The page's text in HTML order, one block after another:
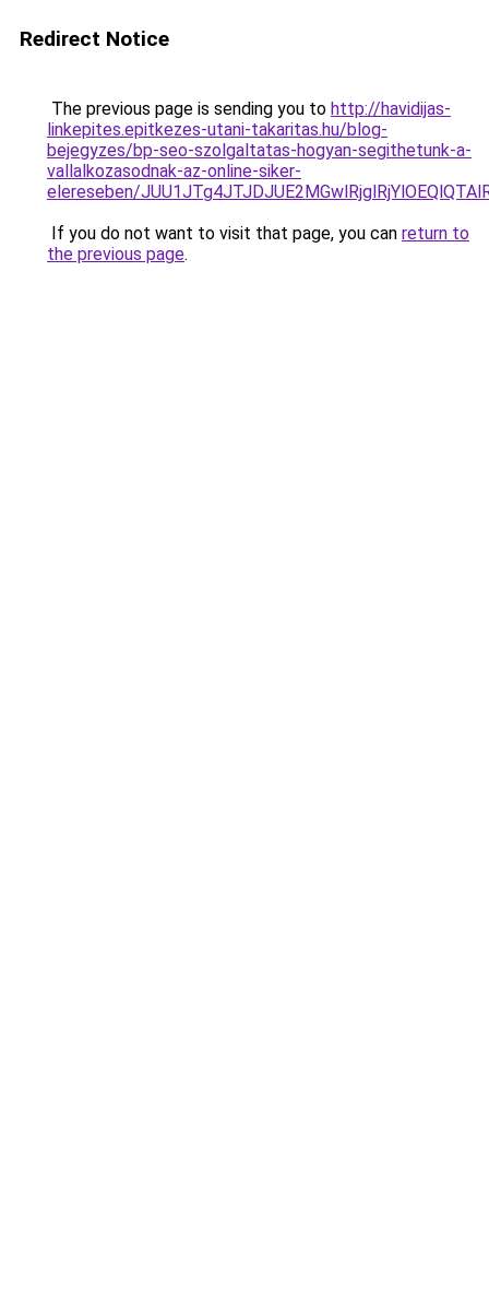
Redirect Notice
The previous page is sending you to http://havidijas-
linkepites.epitkezes-utani-takaritas.hu/blog-
bejegyzes/bp-seo-szolgaltatas-hogyan-segithetunk-a-
vallalkozasodnak-az-online-siker-
elereseben/
If you do not want to visit that page, you can return to
the previous page.